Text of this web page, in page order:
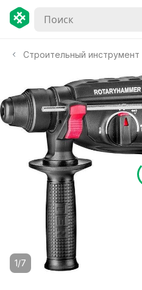
Строительный инструмент
1/7